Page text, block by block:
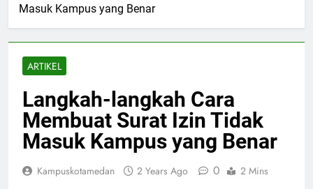
Masuk Kampus yang Benar
ARTIKEL
Langkah-langkah Cara
Membuat Surat Izin Tidak
Masuk Kampus yang Benar
Kampuskotamedan 2 Years Ago 0 2 Mins